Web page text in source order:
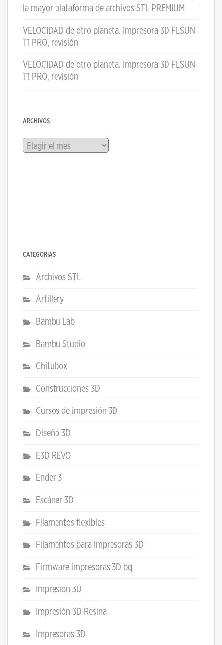
la mayor plataforma de archivos STL PREMIUM
VELOCIDAD de otro planeta. Impresora 3D FLSUN
T1 PRO, revisión
VELOCIDAD de otro planeta. Impresora 3D FLSUN
T1 PRO, revisión
ARCHIVOS
Archivos
CATEGORÍAS
Archivos STL
Artillery
Bambu Lab
Bambu Studio
Chitubox
Construcciones 3D
Cursos de impresión 3D
Diseño 3D
E3D REVO
Ender 3
Escáner 3D
Filamentos flexibles
Filamentos para impresoras 3D
Firmware impresoras 3D bq
Impresión 3D
Impresión 3D Resina
Impresoras 3D